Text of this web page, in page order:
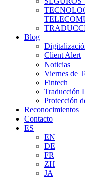
Blog
Client Alert
Noticias
Viernes de
Fintech
Traducción
Protección
Reconocimientos
Contacto
ES
EN
DE
FR
ZH
JA